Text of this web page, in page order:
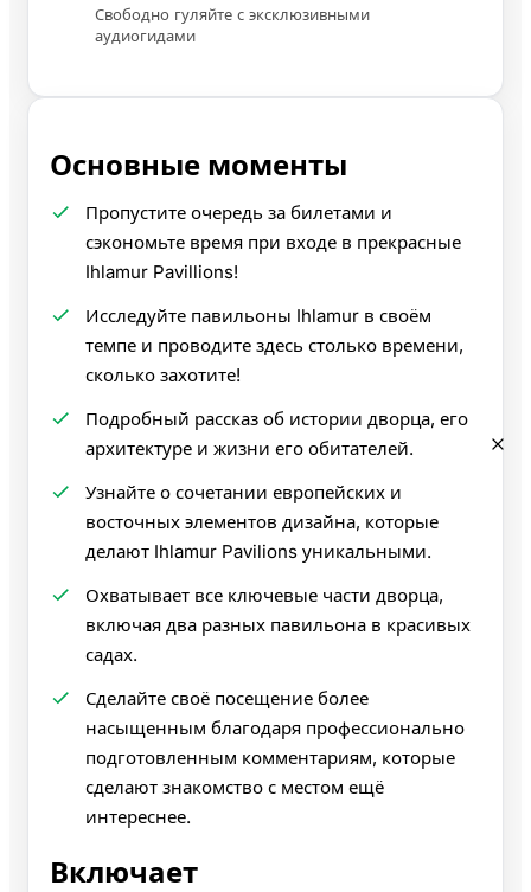
Свободно гуляйте с эксклюзивными
аудиогидами
Основные моменты
Пропустите очередь за билетами и
сэкономьте время при входе в прекрасные
Ihlamur Pavillions!
Исследуйте павильоны Ihlamur в своём
темпе и проводите здесь столько времени,
сколько захотите!
Подробный рассказ об истории дворца, его
архитектуре и жизни его обитателей.
Узнайте о сочетании европейских и
восточных элементов дизайна, которые
делают Ihlamur Pavilions уникальными.
Охватывает все ключевые части дворца,
включая два разных павильона в красивых
садах.
Сделайте своё посещение более
насыщенным благодаря профессионально
подготовленным комментариям, которые
сделают знакомство с местом ещё
интереснее.
Включает